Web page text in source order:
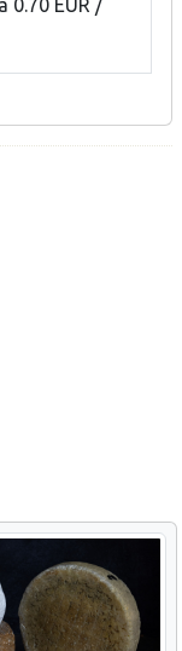
0.70 EUR /